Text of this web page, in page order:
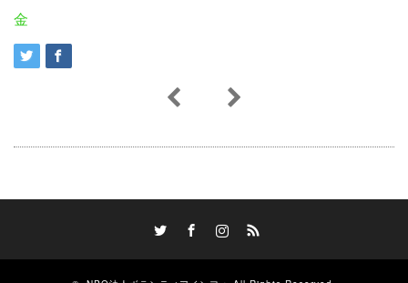
⾦
InstagramRSS